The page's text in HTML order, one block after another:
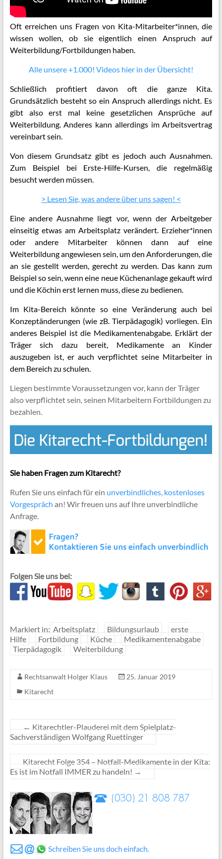
Oft erreichen uns Fragen von Kita-Mitarbeiter*innen, die
wissen wollen, ob sie eigentlich einen Anspruch auf
Weiterbildung/Fortbildungen haben.
Alle unsere +1.000! Videos hier in der Übersicht!
Schließlich profitiert davon oft die ganze Kita.
Grundsätzlich besteht so ein Anspruch allerdings nicht. Es
gibt also erst mal keine gesetzlichen Ansprüche auf
Weiterbildung. Anderes kann allerdings im Arbeitsvertrag
vereinbart sein.
Von diesem Grundsatz gibt es jedoch auch Ausnahmen.
Zum Beispiel bei Erste-Hilfe-Kursen, die regelmäßig
besucht werden müssen.
> Lesen Sie, was andere über uns sagen! <
Eine andere Ausnahme liegt vor, wenn der Arbeitgeber
einseitig etwas am Arbeitsplatz verändert. Erzieher*innen
oder andere Mitarbeiter können dann auf eine
Weiterbildung angewiesen sein, um den Anforderungen, die
an sie gestellt werden, gerecht zu werden. Das kann zum
Beispiel so sein, wenn eine neue Küchenanlage gekauft wird
und die Köchin erst lernen muss, diese zu bedienen.
Im Kita-Bereich könnte so eine Veränderung auch bei
Konzeptänderungen (wie zB. Tierpädagogik) vorliegen. Ein
anderes Beispiel ist die Medikamentenabgabe. Erklärt der
Träger sich dazu bereit, Medikamente an Kinder
auszugeben ist, er auch verpflichtet seine Mitarbeiter in
dem Bereich zu schulen.
Liegen bestimmte Voraussetzungen vor, kann der Träger
also verpflichtet sein, seinen Mitarbeitern Fortbildungen zu
bezahlen.
Sie haben Fragen zum Kitarecht?
Rufen Sie uns einfach für ein unverbindliches, kostenloses
Vorgespräch an! Wir freuen uns auf Ihre unverbindliche
Anfrage.
Folgen Sie uns bei:
Markiert in: Arbeitsplatz Bildungsurlaub
erste
Hilfe
Fortbildung Küche
Medikamentenabgabe
Tierpädagogik
Weiterbildung
Rechtsanwalt Holger Klaus
25. Januar 2019
Kitarecht
← Kitarechtler-Plauderei mit dem Spielplatz-
Sachverständigen Wolfgang Ruettinger
Kitarecht Folge 354 – Notfall-Medikamente in der Kita:
Es ist im Notfall IMMER zu handeln! →